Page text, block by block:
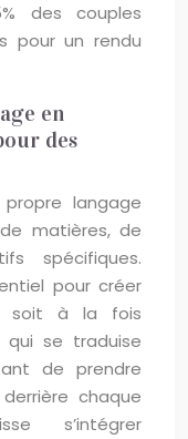
des couples
pour un rendu
en
des
langage
matières, de
spécifiques.
pour créer
soit à la fois
se traduise
de prendre
chaque
s’intégrer